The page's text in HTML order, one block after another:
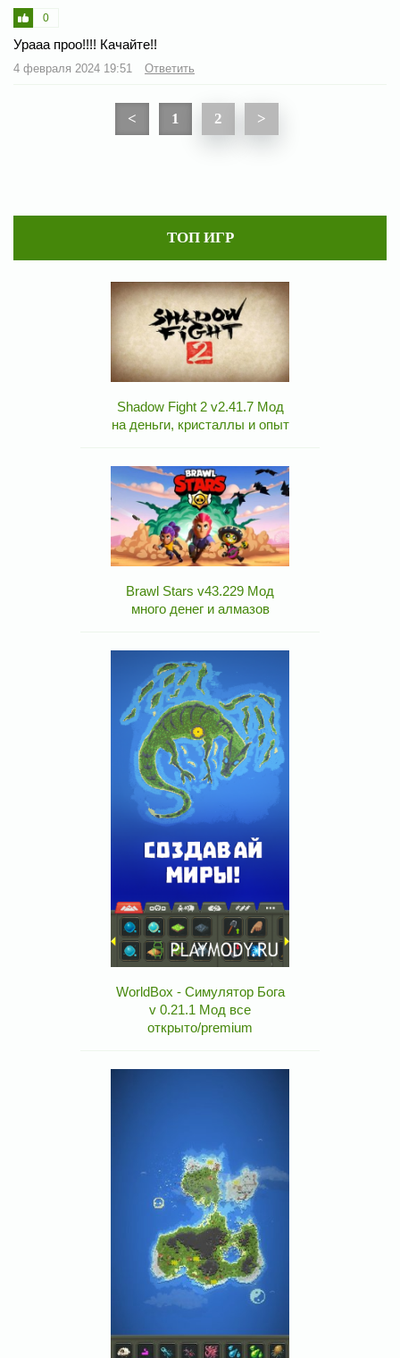
0
Урааа проо!!!! Качайте!!
4 февраля 2024 19:51 Ответить
< 1 2 >
ТОП ИГР
Shadow Fight 2 v2.41.7 Мод
на деньги, кристаллы и опыт
Brawl Stars v43.229 Мод
много денег и алмазов
WorldBox - Симулятор Бога
v 0.21.1 Мод все
открыто/premium